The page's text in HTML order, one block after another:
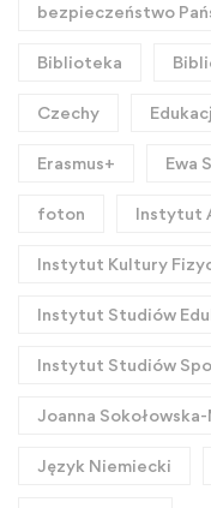
bezpieczeństwo
Biblioteka
Czechy
Erasmus+ Ewa
foton Instytut
Instytut Kultury
Instytut Studiów
Instytut Studiów
Joanna
Język Niemiecki